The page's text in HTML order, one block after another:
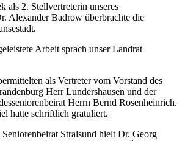
als 2. Stellvertreterin unseres
Alexander Badrow überbrachte die
Arbeit sprach unser Landrat
als Vertreter vom Vorstand des
Herr Lundershausen und der
Herrn Bernd Rosenheinrich.
hatte schriftlich gratuliert.
Stralsund hielt Dr. Georg